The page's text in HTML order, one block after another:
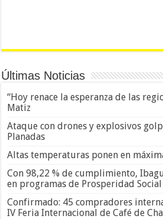
Últimas Noticias
“Hoy renace la esperanza de las
Matiz
Ataque con drones y explosivos
Planadas
Altas temperaturas ponen en
Con 98,22 % de cumplimiento,
en programas de Prosperidad Social
Confirmado: 45 compradores
IV Feria Internacional de Café de